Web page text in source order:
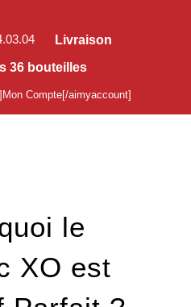
Livraison
36 bouteilles
Compte[/aimyaccount]
le
XO est